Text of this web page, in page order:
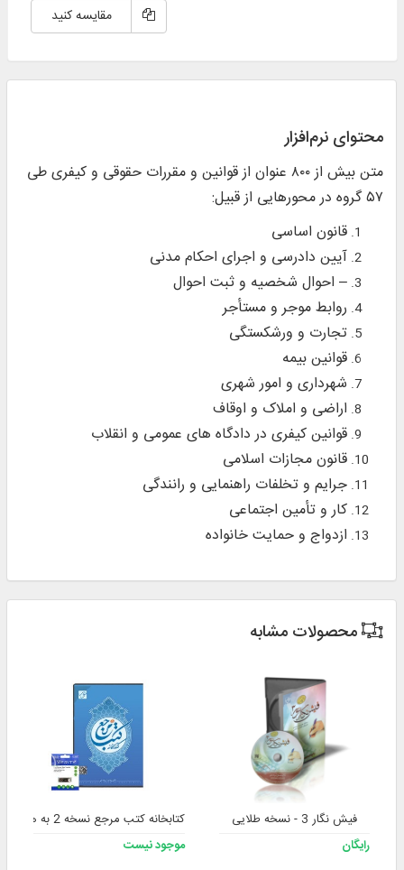
مقایسه کنید
محتوای نرم‌افزار
متن بیش از ۸۰۰ عنوان از قوانین و مقررات حقوقی و کیفری طی
۵۷ گروه در محورهایی از قبیل:
قانون اساسی
آیین دادرسی و اجرای احکام مدنی
– احوال شخصیه و ثبت احوال
روابط موجر و مستأجر
تجارت و ورشکستگی
قوانین بیمه
شهرداری و امور شهری
اراضی و املاک و اوقاف
قوانین کیفری در دادگاه های عمومی و انقلاب
قانون مجازات اسلامی
جرایم و تخلفات راهنمایی و رانندگی
کار و تأمین اجتماعی
ازدواج و حمایت خانواده
محصولات مشابه
فیش نگار 3 - نسخه طلایی
رایگان
کتابخانه کتب مرجع نسخه 2 به همراه فلش
موجود نیست